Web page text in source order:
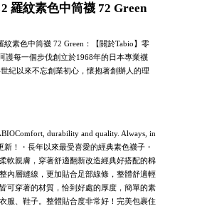
羅紋素色中筒襪 72 Green
紋素色中筒襪 72 Green：【關於Tabio】零
護每一個步伐創立於1968年的日本專業襪
紀以來不忘創業初心，懷抱著創辦人的理
durability and quality. Always, in
新！・長年以來最受喜愛的經典素色襪子・
軟親膚，穿著舒適翻新改造經典好搭配的棉
內層縫線，更加貼合足部線條，整體舒適輕
可穿著的材質，恰到好處的厚度，簡單的素
服、鞋子。整體貼合度非常好！完美包裹住